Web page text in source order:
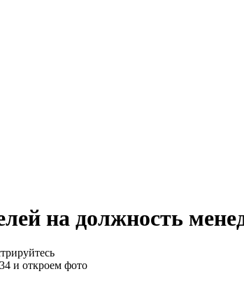
на должность
и откроем фото